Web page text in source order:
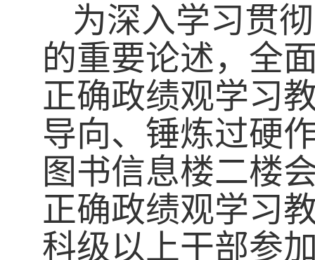
为深入学习贯
的重要论述，全
正确政绩观学习
导向、锤炼过硬
图书信息楼二楼
正确政绩观学习
科级以上干部参